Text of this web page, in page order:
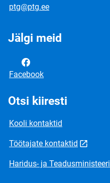
ptg@ptg.ee
Jälgi meid
Facebook
Otsi kiiresti
Kooli kontaktid
Töötajate kontaktid
Haridus- ja